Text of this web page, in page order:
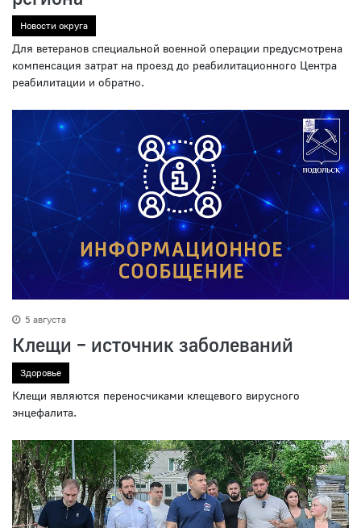
Новости округа
Для ветеранов специальной военной операции предусмотрена
компенсация затрат на проезд до реабилитационного Центра
реабилитации и обратно.
5 августа
Клещи – источник заболеваний
Здоровье
Клещи являются переносчиками клещевого вирусного
энцефалита.